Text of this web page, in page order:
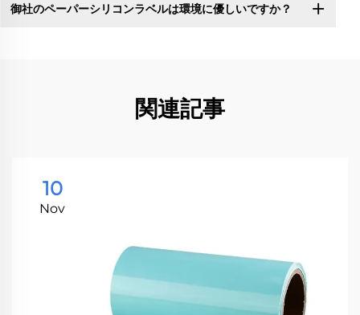
御社のペーパーシリコンラベルは環境に優しいですか？
関連記事
10
Nov